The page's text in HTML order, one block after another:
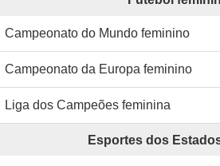
Campeonato do Mundo feminino
Campeonato da Europa feminino
Liga dos Campeões feminina
Esportes dos